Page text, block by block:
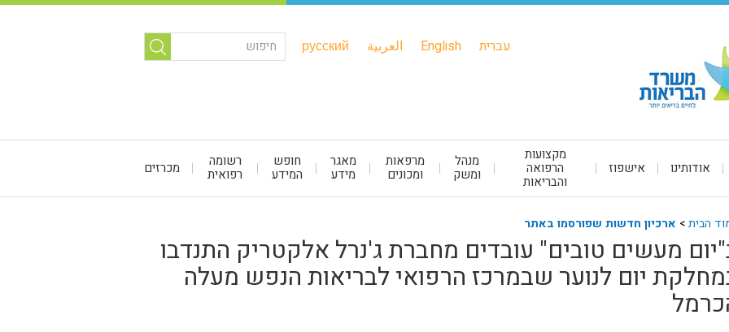
עברית English العربية русский
אודותינו אישפוז
מקצועות
הרפואה
והבריאות
מנהל
ומשק
מרפאות
ומכונים
מאגר
מידע
חופש
המידע
רשומה
רפואית מכרזים
הבית> ארכיון חדשות שפורסמו באתר
מעשים טובים" עובדים מחברת ג'נרל אלקטריק התנדבו
יום לנוער שבמרכז הרפואי לבריאות הנפש מעלה